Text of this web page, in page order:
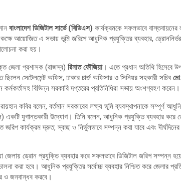
বাংলাদেশ ডিজিটাল সার্ভে (বিডিএস) কার্যক্রমকে সফলভাবে
কক্ষে আয়োজিত এ সভায় ভূমি জরিপে আধুনিক প্রযুক্তির ব্যবহার,
করা হয়।
জেলা প্রশাসক (রাজস্ব) রিনাত ফৌজিয়া। এতে প্রধান অতিথি হিসেবে
সেটেলমেন্ট অফিস, ঢাকার চার্জ অফিসার ও সিনিয়র সহকারী সচিব
কর্মকর্তাসহ বিভিন্ন সরকারি দপ্তরের প্রতিনিধিরা সভায় অংশগ্রহণ করেন।
কবির বলেন, বর্তমান সরকারের লক্ষ্য ভূমি ব্যবস্থাপনাকে সম্পূর্ণ
একটি যুগান্তকারী উদ্যোগ। তিনি বলেন, আধুনিক প্রযুক্তি ব্যবহার করে
কার্যক্রম দ্রুত, স্বচ্ছ ও নির্ভুলভাবে সম্পন্ন করা যাবে এবং
জেলায় ড্রোন প্রযুক্তি ব্যবহার করে সফলভাবে ডিজিটাল জরিপ সম্পন্ন
করা হবে। আধুনিক প্রযুক্তির সর্বোচ্চ ব্যবহার নিশ্চিত করে জেলার
ও জনবান্ধব করবে।